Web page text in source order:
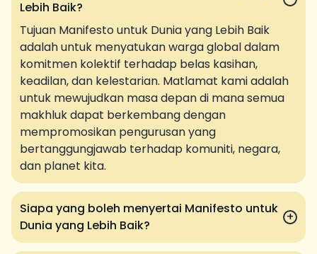
Lebih Baik?
Tujuan Manifesto untuk Dunia yang Lebih Baik
adalah untuk menyatukan warga global dalam
komitmen kolektif terhadap belas kasihan,
keadilan, dan kelestarian. Matlamat kami adalah
untuk mewujudkan masa depan di mana semua
makhluk dapat berkembang dengan
mempromosikan pengurusan yang
bertanggungjawab terhadap komuniti, negara,
dan planet kita.
Siapa yang boleh menyertai Manifesto untuk
Dunia yang Lebih Baik?
+